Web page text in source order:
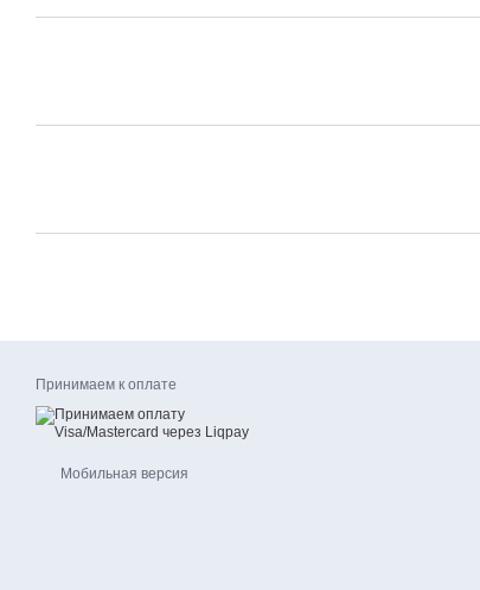
Принимаем к оплате
Мобильная версия